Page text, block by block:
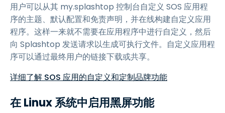
用户可以从其 my.splashtop 控制台自定义 SOS 应用程
序的主题、默认配置和免责声明，并在线构建自定义应用
程序。这样一来就不需要在应用程序中进行自定义，然后
向 Splashtop 发送请求以生成可执行文件。自定义应用程
序可以通过最终用户的链接下载或共享。
详细了解 SOS 应用的自定义和定制品牌功能
在 Linux 系统中启用黑屏功能